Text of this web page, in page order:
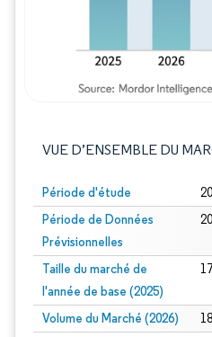
VUE D’ENSEMBLE DU
Période d'étude
Période de Données
Prévisionnelles
Taille du marché de
l'année de base (2025)
Volume du Marché (2026)